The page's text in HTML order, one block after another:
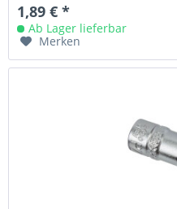
1,89 € *
Ab Lager lieferbar
Merken